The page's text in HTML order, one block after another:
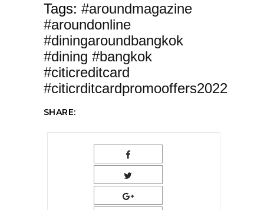
Tags: #aroundmagazine
#aroundonline
#diningaroundbangkok
#dining #bangkok
#citicreditcard
#citicrditcardpromooffers2022
SHARE: